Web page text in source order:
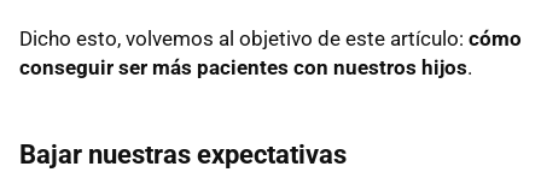
Dicho esto, volvemos al objetivo de este artículo: cómo
conseguir ser más pacientes con nuestros hijos.
Bajar nuestras expectativas